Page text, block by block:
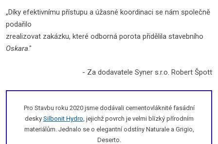
„Díky efektivnímu přístupu a úžasné koordinaci se nám společně
podařilo
zrealizovat zakázku, které odborná porota přidělila stavebního
Oskara."
- Za dodavatele Syner s.r.o. Robert Špott
Pro Stavbu roku 2020 jsme dodávali cementovláknité fasádní
desky Silbonit Hydro, jejichž povrch je velmi blízký přírodním
materiálům. Jednalo se o elegantní odstíny Naturale a Grigio,
Deserto.